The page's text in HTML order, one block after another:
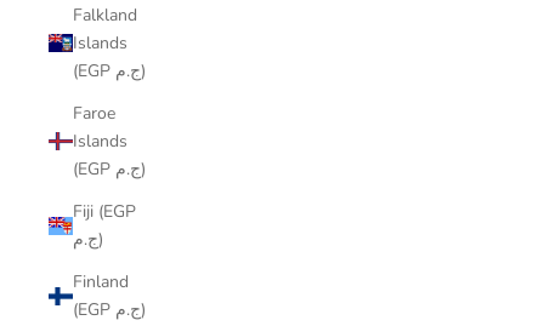
Falkland
Islands
(EGP ج.م)
Faroe
Islands
(EGP ج.م)
Fiji (EGP
ج.م)
Finland
(EGP ج.م)